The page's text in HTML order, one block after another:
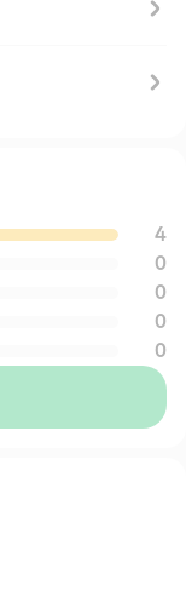
4
0
0
0
0